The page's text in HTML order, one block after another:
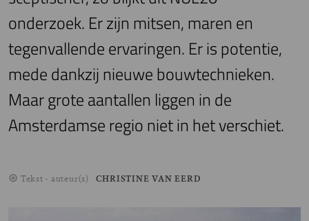
onderzoek. Er zijn mitsen, maren en
tegenvallende ervaringen. Er is potentie,
mede dankzij nieuwe bouwtechnieken.
Maar grote aantallen liggen in de
Amsterdamse regio niet in het verschiet.
Tekst - auteur(s) CHRISTINE VAN EERD